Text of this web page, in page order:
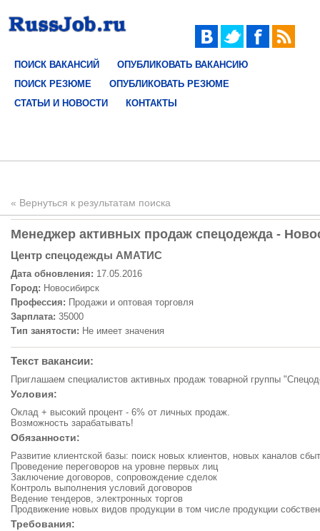
ПОИСК ВАКАНСИЙ
ОПУБЛИКОВАТЬ ВАКАНСИЮ
ПОИСК РЕЗЮМЕ
ОПУБЛИКОВАТЬ РЕЗЮМЕ
СТАТЬИ И НОВОСТИ
КОНТАКТЫ
« Вернуться к результатам поиска
Менеджер активных продаж спецодежда -
Центр спецодежды АМАТИС
Дата обновления: 17.05.2016
Город: Новосибирск
Профессия: Продажи и оптовая торговля
Зарплата: 35000
Тип занятости: Не имеет значения
Текст вакансии:
Приглашаем специалистов активных продаж товарной группы
Условия:
Оклад + высокий процент - 6% от личных продаж.
Возможность зарабатывать!
Обязанности:
Развитие клиентской базы: поиск новых клиентов, новых каналов
Проведение переговоров на уровне первых лиц
Заключение договоров, сопровождение сделок
Контроль выполнения условий договоров
Ведение тендеров, электронных торгов
Продвижение новых видов продукции в том числе продукции
Требования: